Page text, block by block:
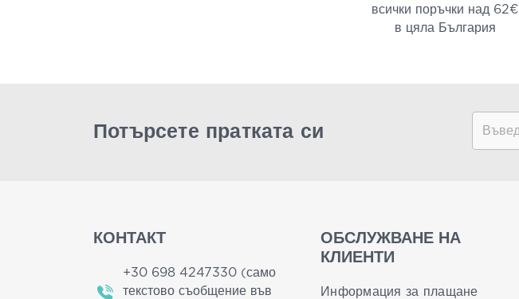
всички поръчки над 62€
в цяла България
Потърсете пратката си
КОНТАКТ
+30 698 4247330 (само
текстово съобщение във
ОБСЛУЖВАНЕ НА
КЛИЕНТИ
Информация за плащане